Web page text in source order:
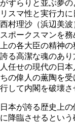
がずらりと並ぶ夢
リスマ性と実行力
西村理沙（浜辺美
スポークスマンを
上の各大臣の精神
誇る高潔な魂のあ
人任せの現代の日
ちの偉人の薫陶を
行して内閣を破壊さ
日本が誇る歴史上
に降臨させるとい